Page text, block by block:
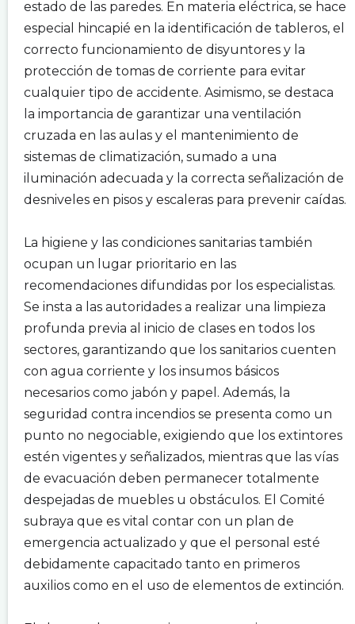
estado de las paredes. En materia eléctrica, se hace
especial hincapié en la identificación de tableros, el
correcto funcionamiento de disyuntores y la
protección de tomas de corriente para evitar
cualquier tipo de accidente. Asimismo, se destaca
la importancia de garantizar una ventilación
cruzada en las aulas y el mantenimiento de
sistemas de climatización, sumado a una
iluminación adecuada y la correcta señalización de
desniveles en pisos y escaleras para prevenir caídas.
La higiene y las condiciones sanitarias también
ocupan un lugar prioritario en las
recomendaciones difundidas por los especialistas.
Se insta a las autoridades a realizar una limpieza
profunda previa al inicio de clases en todos los
sectores, garantizando que los sanitarios cuenten
con agua corriente y los insumos básicos
necesarios como jabón y papel. Además, la
seguridad contra incendios se presenta como un
punto no negociable, exigiendo que los extintores
estén vigentes y señalizados, mientras que las vías
de evacuación deben permanecer totalmente
despejadas de muebles u obstáculos. El Comité
subraya que es vital contar con un plan de
emergencia actualizado y que el personal esté
debidamente capacitado tanto en primeros
auxilios como en el uso de elementos de extinción.